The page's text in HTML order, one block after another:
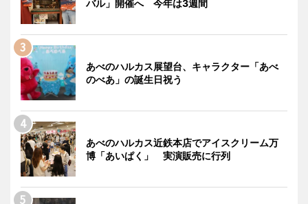
バル」開催へ 今年は3週間
あべのハルカス展望台、キャラクター「あべ
のべあ」の誕生日祝う
あべのハルカス近鉄本店でアイスクリーム万
博「あいぱく」 実演販売に行列